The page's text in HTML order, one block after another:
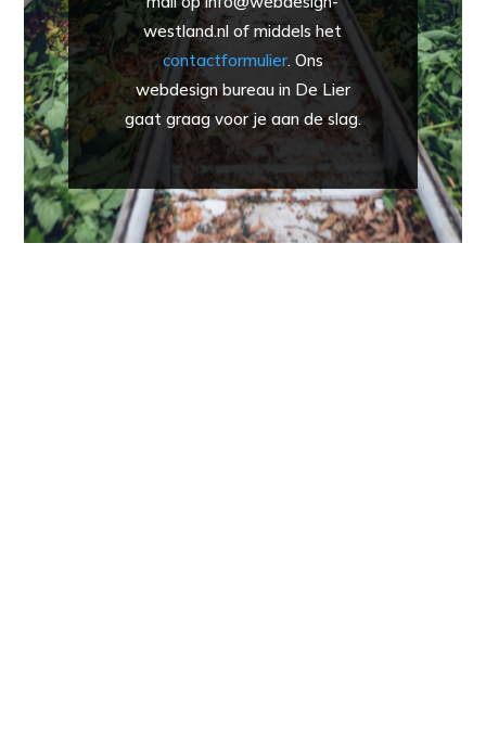
westland.nl of middels het
contactformulier. Ons
webdesign bureau in De Lier
gaat graag voor je aan de slag.